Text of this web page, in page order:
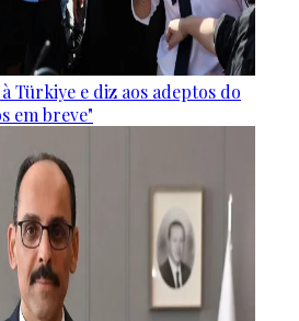
Türkiye e diz aos adeptos do
em breve"